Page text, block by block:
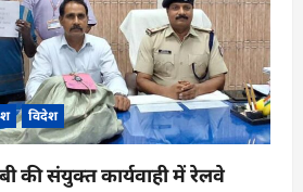
विदेश
संयुक्त कार्यवाही में रेलवे